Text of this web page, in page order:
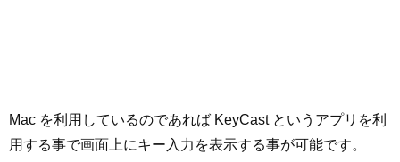
Mac を利用しているのであれば KeyCast というアプリを利
用する事で画面上にキー入力を表示する事が可能です。